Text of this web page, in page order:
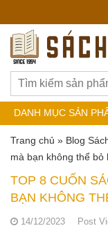
DANH MỤC SẢN
Trang chủ » Blog
mà bạn không thể bỏ
TOP 8 CUỐN
BẠN KHÔNG
14/12/2023 Post